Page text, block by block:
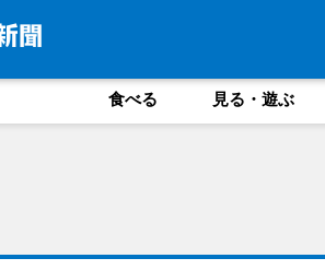
食べる 見る・遊ぶ